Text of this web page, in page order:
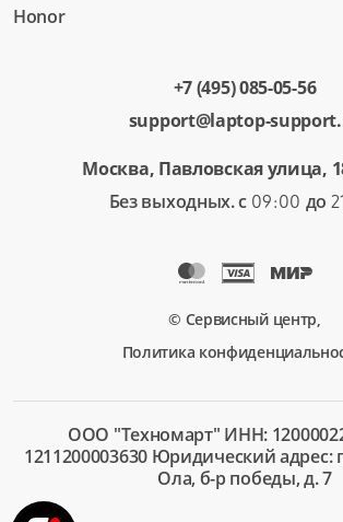
Honor
+7 (495) 085-05-56
support@laptop-
Москва, Павловская улица,
Без выходных. с 09:00 до
© Сервисный центр,
Политика
ООО "Техномарт" ИНН:
1211200003630 Юридический
Ола, б-р победы, д. 7